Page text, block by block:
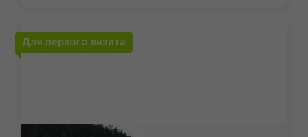
Для первого визита